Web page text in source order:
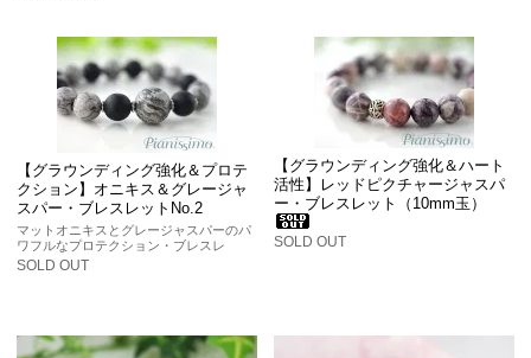
【グラウンディング強化＆プロテ
クション】オニキス＆グレージャ
スパー・ブレスレットNo.2
マットオニキスとグレージャスパーのパ
ワフルなプロテクション・ブレスレ
SOLD OUT
【グラウンディング強化＆ハート
活性】レッドピクチャージャスパ
ー・ブレスレット（10mm玉）
SOLD OUT